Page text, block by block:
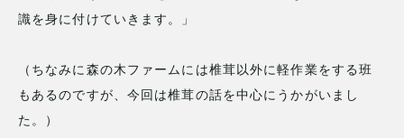
識を身に付けていきます。」
（ちなみに森の木ファームには椎茸以外に軽作業をする班
もあるのですが、今回は椎茸の話を中心にうかがいまし
た。）